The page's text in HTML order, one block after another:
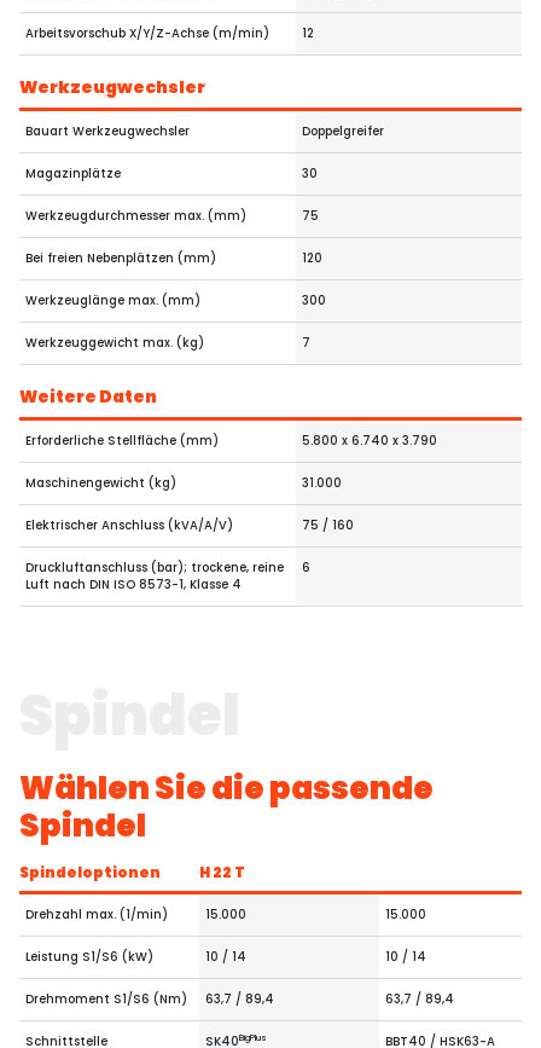
Arbeitsvorschub X/Y/Z-Achse (m/min) 12
Werkzeugwechsler
Bauart Werkzeugwechsler Doppelgreifer
Magazinplätze 30
Werkzeugdurchmesser max. (mm) 75
Bei freien Nebenplätzen (mm) 120
Werkzeuglänge max. (mm) 300
Werkzeuggewicht max. (kg) 7
Weitere Daten
Erforderliche Stellfläche (mm) 5.800 x 6.740 x 3.790
Maschinengewicht (kg) 31.000
Elektrischer Anschluss (kVA/A/V) 75 / 160
Druckluftanschluss (bar); trockene, reine
Luft nach DIN ISO 8573-1, Klasse 4
6
Wählen Sie die passende
Spindel
Spindeloptionen H 22 T
Drehzahl max. (1/min) 15.000 15.000
Leistung S1/S6 (kW) 10 / 14 10 / 14
Drehmoment S1/S6 (Nm) 63,7 / 89,4 63,7 / 89,4
Schnittstelle SK40BigPlus BBT40 / HSK63-A